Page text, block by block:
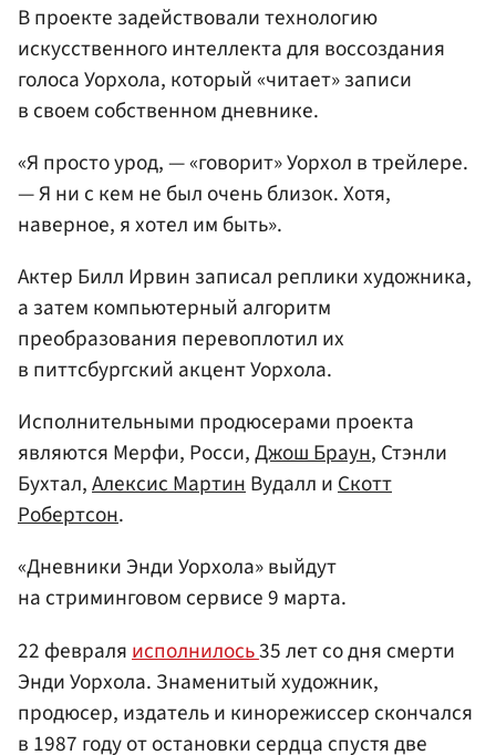
В проекте задействовали технологию
искусственного интеллекта для воссоздания
голоса Уорхола, который «читает» записи
в своем собственном дневнике.
«Я просто урод, — «говорит» Уорхол в трейлере.
— Я ни с кем не был очень близок. Хотя,
наверное, я хотел им быть».
Актер Билл Ирвин записал реплики художника,
а затем компьютерный алгоритм
преобразования перевоплотил их
в питтсбургский акцент Уорхола.
Исполнительными продюсерами проекта
являются Мерфи, Росси,Джош Браун, Стэнли
Бухтал,Алексис МартинВудалл иСкотт
Робертсон.
«Дневники Энди Уорхола» выйдут
на стриминговом сервисе 9 марта.
22 февраляисполнилось35 лет со дня смерти
Энди Уорхола. Знаменитый художник,
продюсер, издатель и кинорежиссер скончался
в 1987 году от остановки сердца спустя две